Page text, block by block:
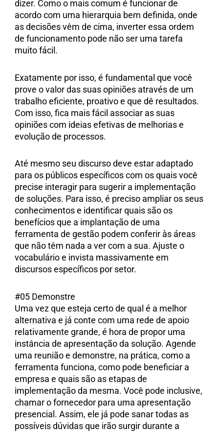
dizer. Como o mais comum é funcionar de
acordo com uma hierarquia bem definida, onde
as decisões vêm de cima, inverter essa ordem
de funcionamento pode não ser uma tarefa
muito fácil.
Exatamente por isso, é fundamental que você
prove o valor das suas opiniões através de um
trabalho eficiente, proativo e que dê resultados.
Com isso, fica mais fácil associar as suas
opiniões com ideias efetivas de melhorias e
evolução de processos.
Até mesmo seu discurso deve estar adaptado
para os públicos específicos com os quais você
precise interagir para sugerir a implementação
de soluções. Para isso, é preciso ampliar os seus
conhecimentos e identificar quais são os
benefícios que a implantação de uma
ferramenta de gestão podem conferir às áreas
que não têm nada a ver com a sua. Ajuste o
vocabulário e invista massivamente em
discursos específicos por setor.
#05 Demonstre
Uma vez que esteja certo de qual é a melhor
alternativa e já conte com uma rede de apoio
relativamente grande, é hora de propor uma
instância de apresentação da solução. Agende
uma reunião e demonstre, na prática, como a
ferramenta funciona, como pode beneficiar a
empresa e quais são as etapas de
implementação da mesma. Você pode inclusive,
chamar o fornecedor para uma apresentação
presencial. Assim, ele já pode sanar todas as
possíveis dúvidas que irão surgir durante a